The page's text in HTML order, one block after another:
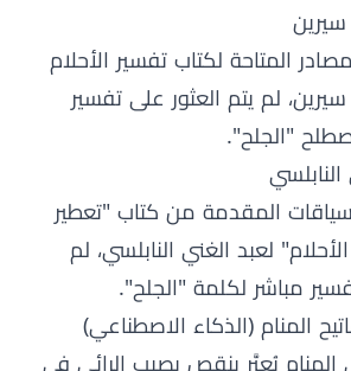
المتاحة لكتاب تفسير الأحلام
لم يتم العثور على تفسير
"الجلح".
المقدمة من كتاب "تعطير
لعبد الغني النابلسي، لم
مباشر لكلمة "الجلح".
المنام (الذكاء الاصطناعي)